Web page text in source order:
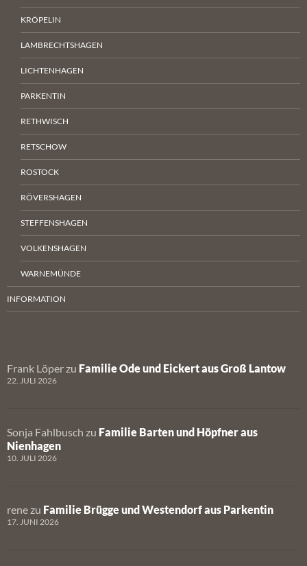
KRÖPELIN
LAMBRECHTSHAGEN
LICHTENHAGEN
PARKENTIN
RETHWISCH
RETSCHOW
ROSTOCK
RÖVERSHAGEN
STEFFENSHAGEN
VOLKENSHAGEN
WARNEMÜNDE
INFORMATION
Frank Löper zu Familie Ode und Eickert aus Groß Lantow
22. JULI 2026
Sonja Fahlbusch zu Familie Barten und Höpfner aus
Nienhagen
10. JULI 2026
rene zu Familie Brügge und Westendorf aus Parkentin
17. JUNI 2026